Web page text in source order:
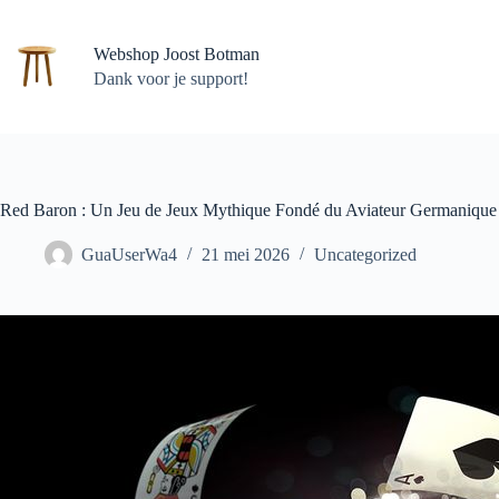
inhoud
Webshop Joost Botman
Dank voor je support!
Red Baron : Un Jeu de Jeux Mythique Fondé du Aviateur Germanique
GuaUserWa4 21 mei 2026 Uncategorized